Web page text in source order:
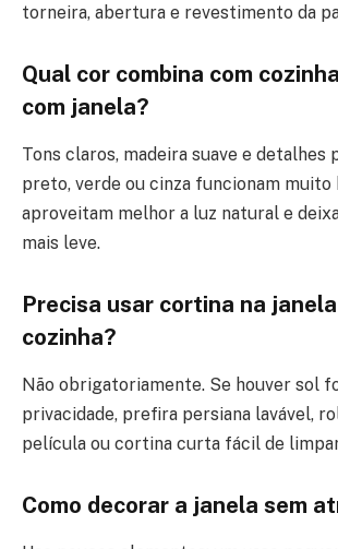
torneira, abertura e revestimento da
Qual cor combina com
com janela?
Tons claros, madeira suave e detalhes
preto, verde ou cinza funcionam muito
aproveitam melhor a luz natural e
mais leve.
Precisa usar cortina na
cozinha?
Não obrigatoriamente. Se houver sol
privacidade, prefira persiana lavável,
película ou cortina curta fácil de
Como decorar a janela sem